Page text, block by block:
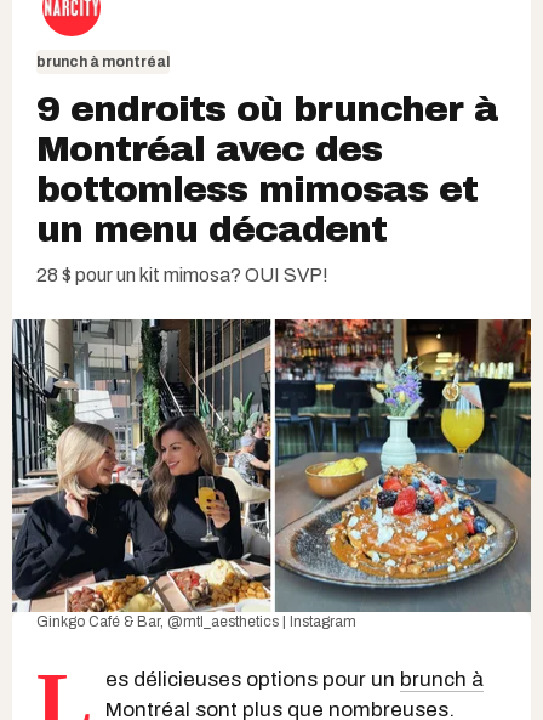
brunch à montréal
9 endroits où bruncher à
Montréal avec des
bottomless mimosas et
un menu décadent
28 $ pour un kit mimosa? OUI SVP!
Ginkgo Café & Bar, @mtl_aesthetics | Instagram
es délicieuses options pour un brunch à
Montréal sont plus que nombreuses.